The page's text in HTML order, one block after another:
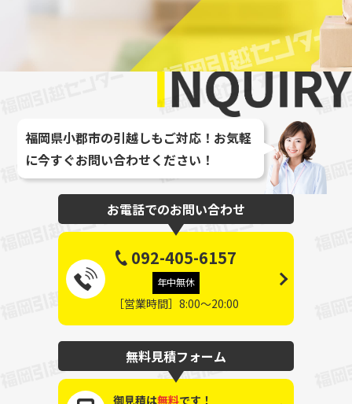
福岡県小郡市の引越しもご対応！お気軽
に今すぐお問い合わせください！
お電話でのお問い合わせ
092-405-6157
年中無休
［営業時間］8:00～20:00
無料見積フォーム
御見積は無料です！